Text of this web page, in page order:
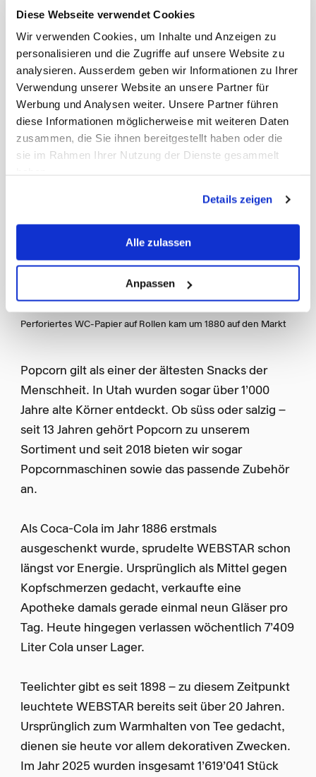
Diese Webseite verwendet Cookies
Wir verwenden Cookies, um Inhalte und Anzeigen zu
personalisieren und die Zugriffe auf unsere Website zu
analysieren. Ausserdem geben wir Informationen zu Ihrer
Verwendung unserer Website an unsere Partner für
Werbung und Analysen weiter. Unsere Partner führen
diese Informationen möglicherweise mit weiteren Daten
zusammen, die Sie ihnen bereitgestellt haben oder die
sie im Rahmen Ihrer Nutzung der Dienste gesammelt
Details zeigen
Alle zulassen
Anpassen
Zugegeben: Papier für das stille Örtchen gibt es
im 6. Jahrhundert erwähnt. Heute verkaufen wir
rund 30 Millionen Rollen pro Jahr.
Perforiertes WC-Papier auf Rollen kam um 1880 auf den Markt
Popcorn gilt als einer der ältesten Snacks der
Menschheit. In Utah wurden sogar über 1’000
Jahre alte Körner entdeckt. Ob süss oder salzig –
seit 13 Jahren gehört Popcorn zu unserem
Sortiment und seit 2018 bieten wir sogar
Popcornmaschinen sowie das passende Zubehör
an.
Als Coca-Cola im Jahr 1886 erstmals
ausgeschenkt wurde, sprudelte WEBSTAR schon
längst vor Energie. Ursprünglich als Mittel gegen
Kopfschmerzen gedacht, verkaufte eine
Apotheke damals gerade einmal neun Gläser pro
Tag. Heute hingegen verlassen wöchentlich 7’409
Liter Cola unser Lager.
Teelichter gibt es seit 1898 – zu diesem Zeitpunkt
leuchtete WEBSTAR bereits seit über 20 Jahren.
Ursprünglich zum Warmhalten von Tee gedacht,
dienen sie heute vor allem dekorativen Zwecken.
Im Jahr 2025 wurden insgesamt 1’619’041 Stück